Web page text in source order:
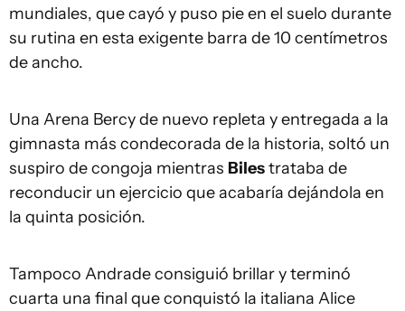
mundiales, que cayó y puso pie en el suelo durante
su rutina en esta exigente barra de 10 centímetros
de ancho.
Una Arena Bercy de nuevo repleta y entregada a la
gimnasta más condecorada de la historia, soltó un
suspiro de congoja mientras Bilestrataba de
reconducir un ejercicio que acabaría dejándola en
la quinta posición.
Tampoco Andrade consiguió brillar y terminó
cuarta una final que conquistó la italiana Alice